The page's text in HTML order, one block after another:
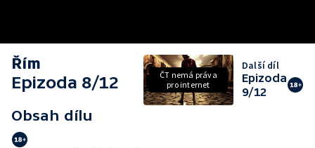
Řím
Epizoda 8/12
Obsah dílu
ČT nemá práva
pro internet
Další díl
Epizoda
9/12